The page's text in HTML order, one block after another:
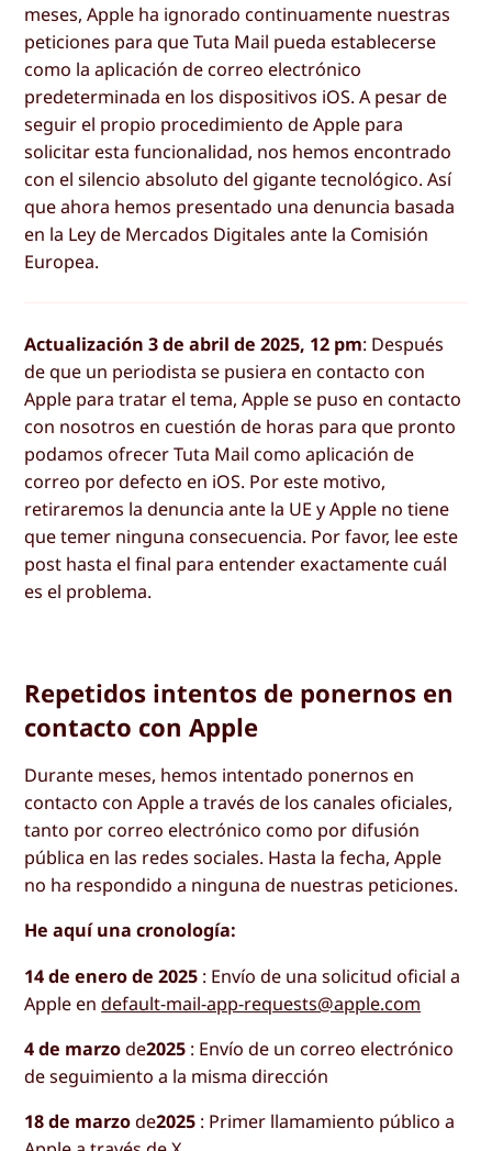
meses, Apple ha ignorado continuamente nuestras
peticiones para que Tuta Mail pueda establecerse
como la aplicación de correo electrónico
predeterminada en los dispositivos iOS. A pesar de
seguir el propio procedimiento de Apple para
solicitar esta funcionalidad, nos hemos encontrado
con el silencio absoluto del gigante tecnológico. Así
que ahora hemos presentado una denuncia basada
en la Ley de Mercados Digitales ante la Comisión
Europea.
Actualización 3 de abril de 2025, 12 pm: Después
de que un periodista se pusiera en contacto con
Apple para tratar el tema, Apple se puso en contacto
con nosotros en cuestión de horas para que pronto
podamos ofrecer Tuta Mail como aplicación de
correo por defecto en iOS. Por este motivo,
retiraremos la denuncia ante la UE y Apple no tiene
que temer ninguna consecuencia. Por favor, lee este
post hasta el final para entender exactamente cuál
es el problema.
Repetidos intentos de ponernos en
contacto con Apple
Durante meses, hemos intentado ponernos en
contacto con Apple a través de los canales oficiales,
tanto por correo electrónico como por difusión
pública en las redes sociales. Hasta la fecha, Apple
no ha respondido a ninguna de nuestras peticiones.
He aquí una cronología:
14 de enero de 2025 : Envío de una solicitud oficial a
Apple endefault-mail-app-requests@apple.com
4 de marzode2025 : Envío de un correo electrónico
de seguimiento a la misma dirección
18 de marzode2025 : Primer llamamiento público a